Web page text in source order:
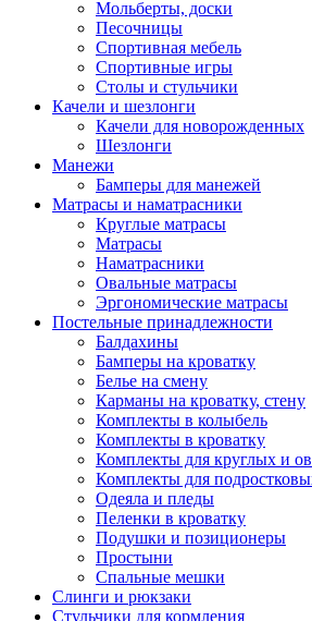
Мольберты, доски
Песочницы
Спортивная мебель
Спортивные игры
Столы и стульчики
Качели и шезлонги
Качели для новорожденных
Шезлонги
Манежи
Бамперы для манежей
Матрасы и наматрасники
Круглые матрасы
Матрасы
Наматрасники
Овальные матрасы
Эргономические матрасы
Постельные принадлежности
Балдахины
Бамперы на кроватку
Белье на смену
Карманы на кроватку, стену
Комплекты в колыбель
Комплекты в кроватку
Комплекты для круглых и
Комплекты для
Одеяла и пледы
Пеленки в кроватку
Подушки и позиционеры
Простыни
Спальные мешки
Слинги и рюкзаки
Стульчики для кормления